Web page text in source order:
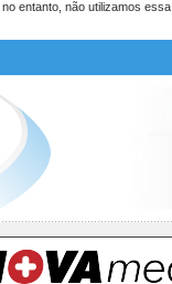
entanto, não utilizamos